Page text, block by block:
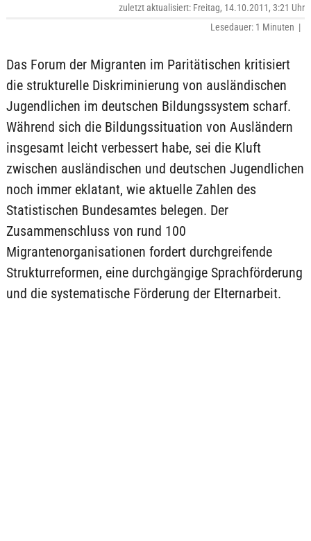
zuletzt aktualisiert: Freitag, 14.10.2011, 3:21 Uhr
Lesedauer: 1 Minuten |
Das Forum der Migranten im Paritätischen kritisiert
die strukturelle Diskriminierung von ausländischen
Jugendlichen im deutschen Bildungssystem scharf.
Während sich die Bildungssituation von Ausländern
insgesamt leicht verbessert habe, sei die Kluft
zwischen ausländischen und deutschen Jugendlichen
noch immer eklatant, wie aktuelle Zahlen des
Statistischen Bundesamtes belegen. Der
Zusammenschluss von rund 100
Migrantenorganisationen fordert durchgreifende
Strukturreformen, eine durchgängige Sprachförderung
und die systematische Förderung der Elternarbeit.